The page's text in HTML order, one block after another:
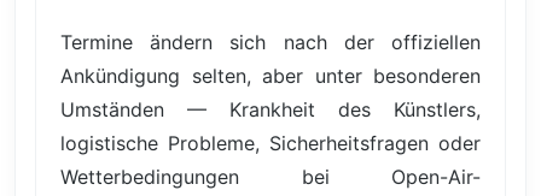
Termine ändern sich nach der offiziellen
Ankündigung selten, aber unter besonderen
Umständen — Krankheit des Künstlers,
logistische Probleme, Sicherheitsfragen oder
Wetterbedingungen bei Open-Air-